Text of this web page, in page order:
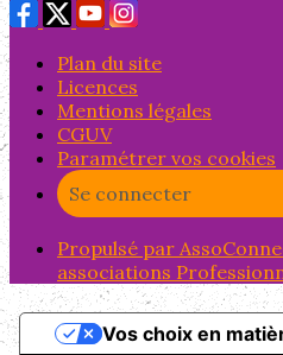
Plan du site
Licences
Mentions légales
CGUV
Paramétrer vos cookies
Se connecter
Propulsé par
associations
Vos choix en